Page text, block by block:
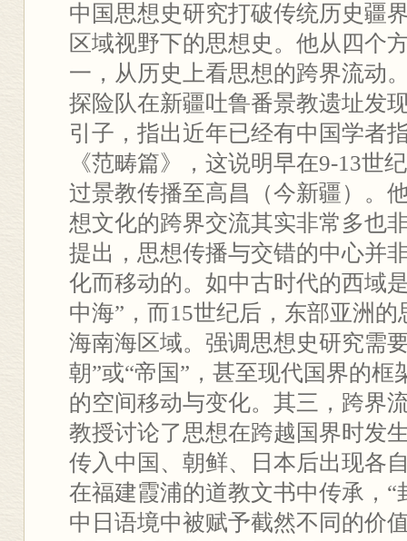
中国思想史研究打破传统历史疆
区域视野下的思想史。他从四个
一，从历史上看思想的跨界流动
探险队在新疆吐鲁番景教遗址发
引子，指出近年已经有中国学者
《范畴篇》，这说明早在9-13世
过景教传播至高昌（今新疆）。
想文化的跨界交流其实非常多也
提出，思想传播与交错的中心并
化而移动的。如中古时代的西域
中海”，而15世纪后，东部亚洲
海南海区域。强调思想史研究需
朝”或“帝国”，甚至现代国界的框
的空间移动与变化。其三，跨界
教授讨论了思想在跨越国界时发
传入中国、朝鲜、日本后出现各
在福建霞浦的道教文书中传承，“
中日语境中被赋予截然不同的价